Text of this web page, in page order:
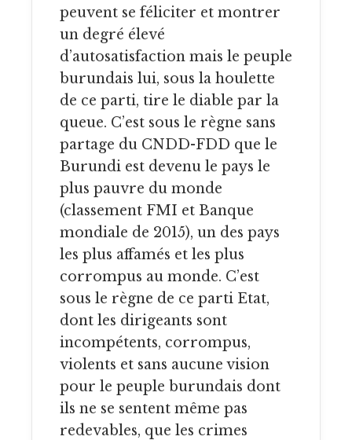
peuvent se féliciter et montrer
un degré élevé
d’autosatisfaction mais le peuple
burundais lui, sous la houlette
de ce parti, tire le diable par la
queue. C’est sous le règne sans
partage du CNDD-FDD que le
Burundi est devenu le pays le
plus pauvre du monde
(classement FMI et Banque
mondiale de 2015), un des pays
les plus affamés et les plus
corrompus au monde. C’est
sous le règne de ce parti Etat,
dont les dirigeants sont
incompétents, corrompus,
violents et sans aucune vision
pour le peuple burundais dont
ils ne se sentent même pas
redevables, que les crimes